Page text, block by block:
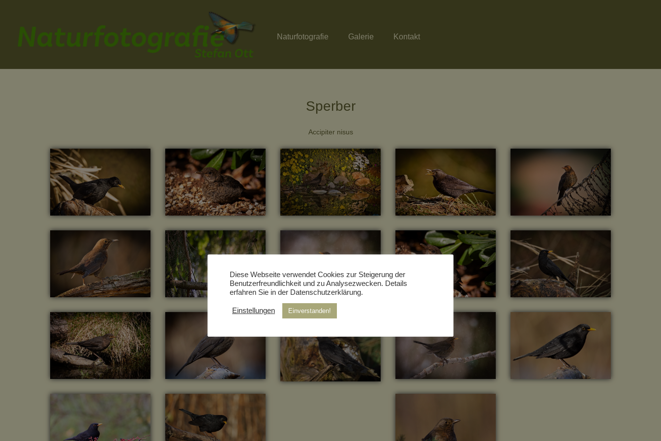
Naturfotografie Galerie Kontakt
Sperber
Accipiter nisus
Diese Webseite verwendet Cookies zur Steigerung der
Benutzerfreundlichkeit und zu Analysezwecken. Details
erfahren Sie in der Datenschutzerklärung.
Einstellungen Einverstanden!